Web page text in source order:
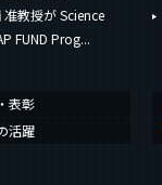
准教授が Science
FUND Prog...
表彰
活躍